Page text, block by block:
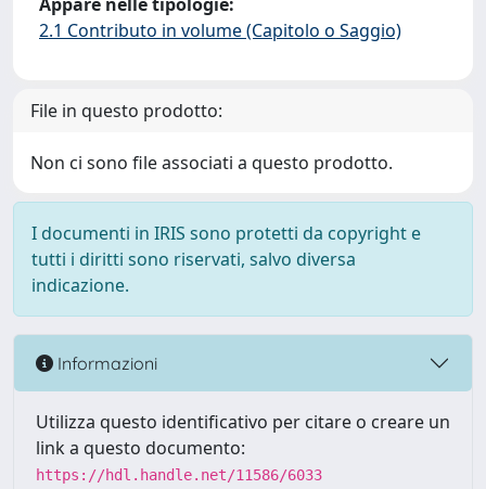
2.1 Contributo in volume (Capitolo o Saggio)
File in questo prodotto:
Non ci sono file associati a questo prodotto.
I documenti in IRIS sono protetti da copyright e
tutti i diritti sono riservati, salvo diversa
indicazione.
Informazioni
Utilizza questo identificativo per citare o creare un
link a questo documento:
https://hdl.handle.net/11586/6033